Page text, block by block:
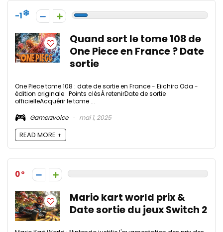
-1
Quand sort le tome 108 de
One Piece en France ? Date
sortie
One Piece tome 108 : date de sortie en France - Eiichiro Oda -
édition originale Points clésÀ retenirDate de sortie
officielleAcquérir le tome ...
Gamerzvoice
mai 1, 2025
READ MORE +
0
Mario kart world prix &
Date sortie du jeux Switch 2